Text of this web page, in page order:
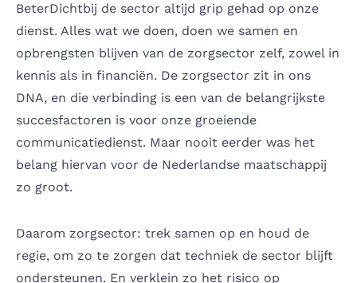
BeterDichtbij de sector altijd grip gehad op onze
dienst. Alles wat we doen, doen we samen en
opbrengsten blijven van de zorgsector zelf, zowel in
kennis als in financiën. De zorgsector zit in ons
DNA, en die verbinding is een van de belangrijkste
succesfactoren is voor onze groeiende
communicatiedienst. Maar nooit eerder was het
belang hiervan voor de Nederlandse maatschappij
zo groot.
Daarom zorgsector: trek samen op en houd de
regie, om zo te zorgen dat techniek de sector blijft
ondersteunen. En verklein zo het risico op